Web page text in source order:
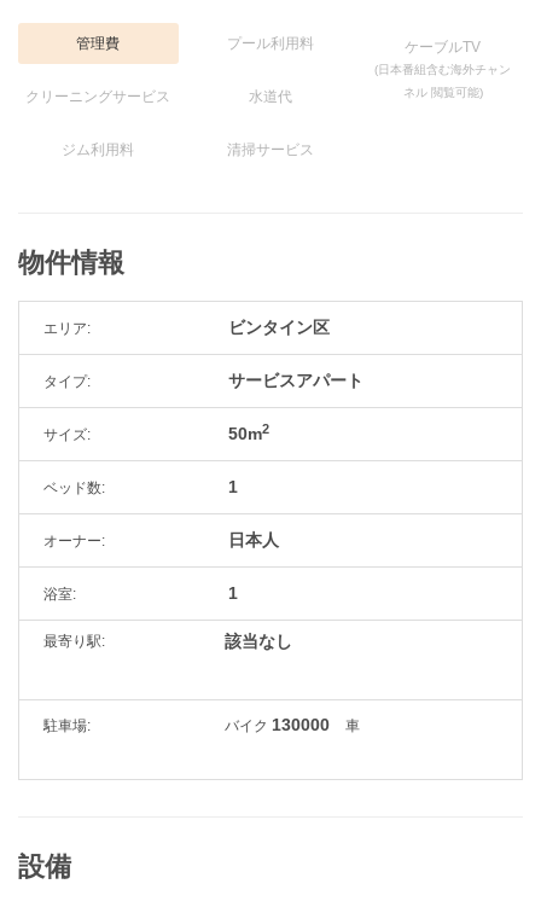
管理費 プール利用料
クリーニングサービス 水道代
ケーブルTV
(日本番組含む海外チャン
ネル 閲覧可能)
ジム利用料 清掃サービス
物件情報
エリア: ビンタイン区
タイプ: サービスアパート
サイズ: 50m2
ベッド数: 1
オーナー: 日本人
浴室: 1
最寄り駅: 該当なし
駐車場: バイク 130000 車
設備